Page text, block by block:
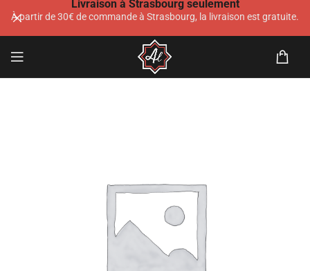
Livraison à Strasbourg seulement
À partir de 30€ de commande à Strasbourg, la livraison est gratuite.